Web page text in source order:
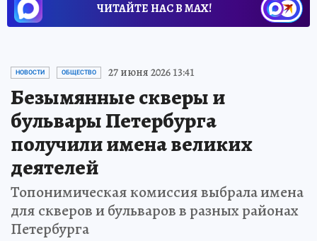
ЧИТАЙТЕ НАС В МАХ!
НОВОСТИ ОБЩЕСТВО 27 июня 2026 13:41
Безымянные скверы и
бульвары Петербурга
получили имена великих
деятелей
Топонимическая комиссия выбрала имена
для скверов и бульваров в разных районах
Петербурга